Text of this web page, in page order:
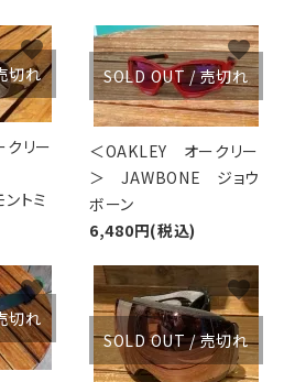
切れ
リー
トミ
favorite
SOLD OUT / 売切れ
＜OAKLEY オークリー
＞ JAWBONE ジョウ
ボーン
6,480円(税込)
favorite
切れ
favorite
SOLD OUT / 売切れ
favorite